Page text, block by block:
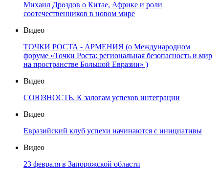
Михаил Дроздов о Китае, Африке и роли
соотечественников в новом мире
Видео
ТОЧКИ РОСТА - АРМЕНИЯ (о Международном
форуме «Точки Роста: региональная безопасность и мир
на пространстве Большой Евразии» )
Видео
СОЮЗНОСТЬ. К залогам успехов интеграции
Видео
Евразийский клуб успехи начинаются с инициативы
Видео
23 февраля в Запорожской области